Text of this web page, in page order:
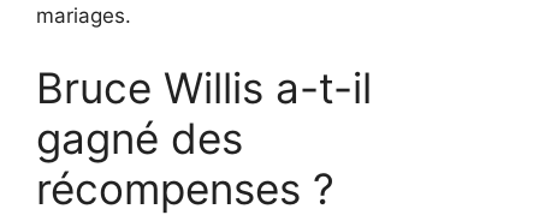
mariages.
Bruce Willis a-t-il
gagné des
récompenses ?